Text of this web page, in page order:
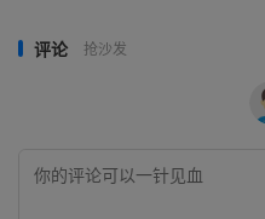
评论 抢沙发